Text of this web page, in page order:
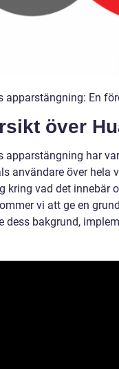
apparstängning: En
över
apparstängning har
användare över hela
kring vad det innebär
vi att ge en
dess bakgrund,